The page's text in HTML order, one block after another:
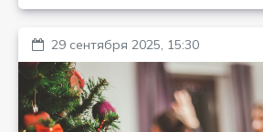
29 сентября 2025, 15:30